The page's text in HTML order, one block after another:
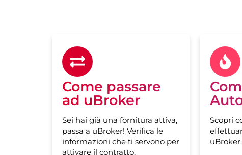
Come passare
ad uBroker
Sei hai già una fornitura attiva,
passa a uBroker! Verifica le
informazioni che ti servono per
attivare il contratto.
Scopri
uBroker.